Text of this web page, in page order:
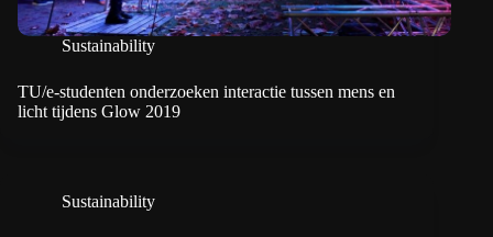
Sustainability
TU/e-studenten onderzoeken interactie tussen mens en
licht tijdens Glow 2019
Sustainability